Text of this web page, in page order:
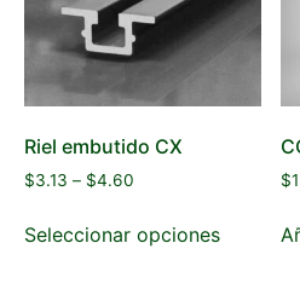
Riel embutido CX
$3.13 – $4.60
Seleccionar opciones
$